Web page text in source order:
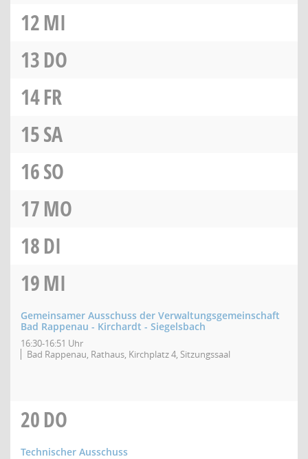
12MI
13DO
14FR
15SA
16SO
17MO
18DI
19MI
Gemeinsamer Ausschuss der Verwaltungsgemeinschaft
Bad Rappenau - Kirchardt - Siegelsbach
16:30-16:51 Uhr
Bad Rappenau, Rathaus, Kirchplatz 4, Sitzungssaal
20DO
Technischer Ausschuss